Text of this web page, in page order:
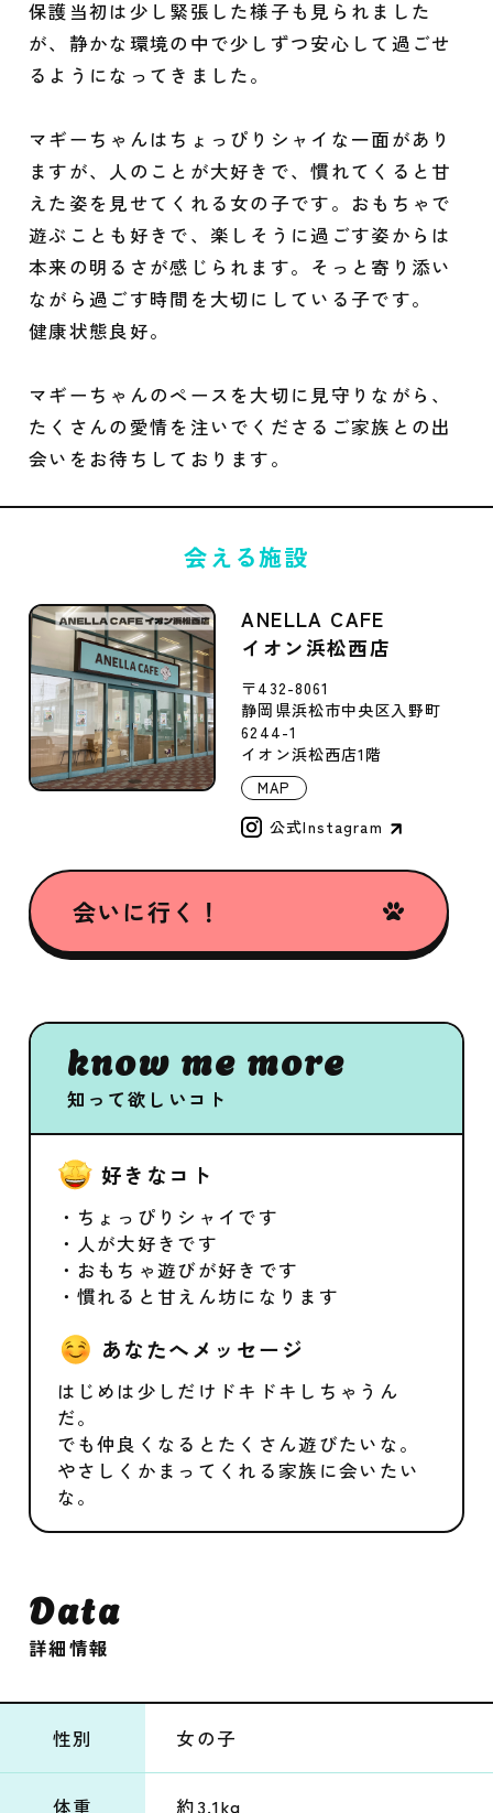
保護当初は少し緊張した様子も見られました
が、静かな環境の中で少しずつ安心して過ごせ
るようになってきました。
マギーちゃんはちょっぴりシャイな一面があり
ますが、人のことが大好きで、慣れてくると甘
えた姿を見せてくれる女の子です。おもちゃで
遊ぶことも好きで、楽しそうに過ごす姿からは
本来の明るさが感じられます。そっと寄り添い
ながら過ごす時間を大切にしている子です。
健康状態良好。
マギーちゃんのペースを大切に見守りながら、
たくさんの愛情を注いでくださるご家族との出
会いをお待ちしております。
会える施設
ANELLA CAFE
イオン浜松西店
〒432-8061
静岡県浜松市中央区入野町
6244-1
イオン浜松西店1階
MAP
公式Instagram
会いに行く！
know me more
知って欲しいコト
好きなコト
・ちょっぴりシャイです
・人が大好きです
・おもちゃ遊びが好きです
・慣れると甘えん坊になります
あなたへメッセージ
はじめは少しだけドキドキしちゃうん
だ。
でも仲良くなるとたくさん遊びたいな。
やさしくかまってくれる家族に会いたい
な。
Data
詳細情報
性別 女の子
体重 約3.1kg